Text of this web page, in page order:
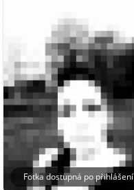
Fotka dostupná po přihlášení